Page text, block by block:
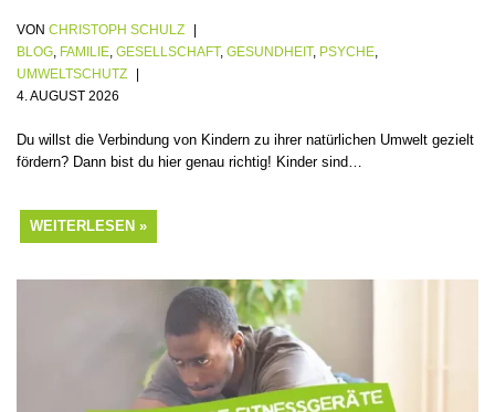
VON CHRISTOPH SCHULZ
BLOG FAMILIE GESELLSCHAFT, GESUNDHEIT, PSYCHE
UMWELTSCHUTZ
4. AUGUST 2026
Du willst die Verbindung von Kindern zu ihrer natürlichen Umwelt gezielt
fördern? Dann bist du hier genau richtig! Kinder sind…
WEITERLESEN »